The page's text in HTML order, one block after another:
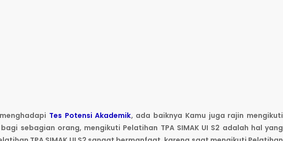
Tes Potensi Akademik, ada baiknya Kamu juga rajin mengikuti
bagi sebagian orang, mengikuti Pelatihan TPA SIMAK UI S2 adalah hal yang